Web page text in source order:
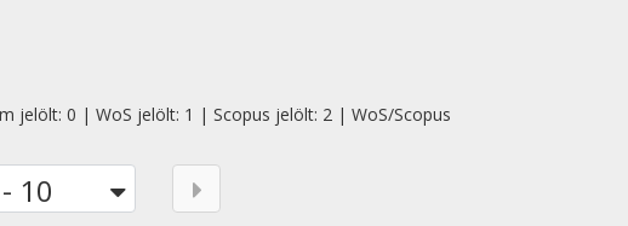
jelölt: 0 | WoS jelölt: 1 | Scopus jelölt: 2 | WoS/Scopus
10